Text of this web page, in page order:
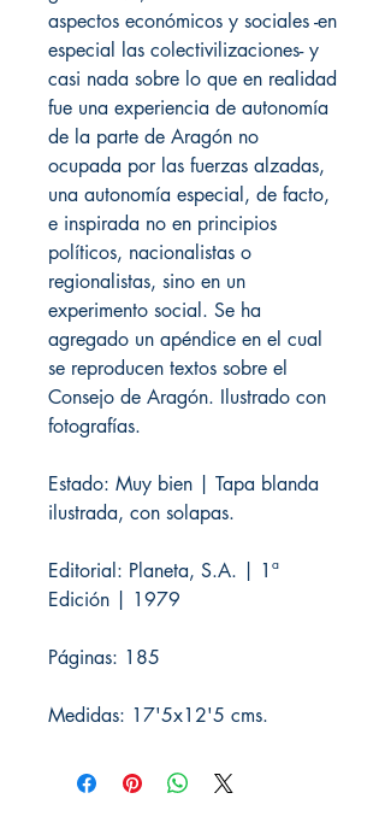
aspectos económicos y sociales -en
especial las colectivilizaciones- y
casi nada sobre lo que en realidad
fue una experiencia de autonomía
de la parte de Aragón no
ocupada por las fuerzas alzadas,
una autonomía especial, de facto,
e inspirada no en principios
políticos, nacionalistas o
regionalistas, sino en un
experimento social. Se ha
agregado un apéndice en el cual
se reproducen textos sobre el
Consejo de Aragón. Ilustrado con
fotografías.
Estado: Muy bien | Tapa blanda
ilustrada, con solapas.
Editorial: Planeta, S.A. | 1ª
Edición | 1979
Páginas: 185
Medidas: 17'5x12'5 cms.